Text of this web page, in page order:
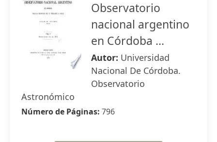
Observatorio
nacional argentino
en Córdoba ...
Autor: Universidad
Nacional De Córdoba.
Observatorio
Astronómico
Número de Páginas: 796